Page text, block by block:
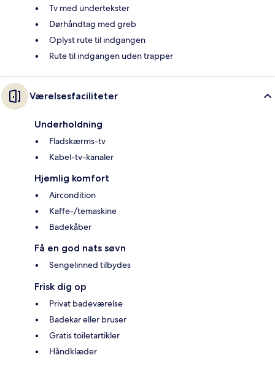
Tv med undertekster
Dørhåndtag med greb
Oplyst rute til indgangen
Rute til indgangen uden trapper
Værelsesfaciliteter
Underholdning
Fladskærms-tv
Kabel-tv-kanaler
Hjemlig komfort
Aircondition
Kaffe-/temaskine
Badekåber
Få en god nats søvn
Sengelinned tilbydes
Frisk dig op
Privat badeværelse
Badekar eller bruser
Gratis toiletartikler
Håndklæder